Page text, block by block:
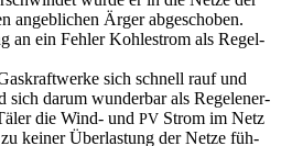
angeb­li­chen Ärger abgeschoben.
an ein Feh­ler Koh­lestrom als Regel­
sich schnell rauf und
sich dar­um wun­der­bar als Regel­en­er­
die Wind- und PV Strom im Netz
kei­ner Über­las­tung der Net­ze füh­